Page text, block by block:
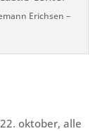
Erichsen –
oktober, alle